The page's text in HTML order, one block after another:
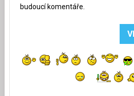
budoucí komentáře.